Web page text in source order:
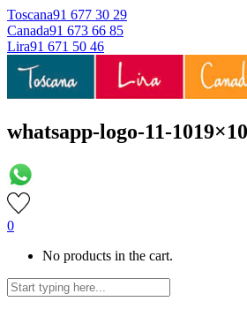
Toscana91 677 30 29
Canada91 673 66 85
Lira91 671 50 46
whatsapp-logo-11-
0
No products in the cart.